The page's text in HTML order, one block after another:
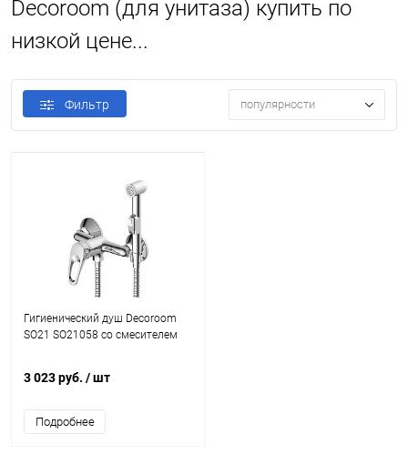
Decoroom (для унитаза) купить по
низкой цене...
Фильтр популярности
Гигиенический душ Decoroom
SO21 SO21058 со смесителем
3 023 руб. / шт
Подробнее